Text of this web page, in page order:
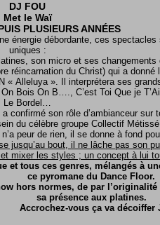
DJ FOU
Met le Waï
PLUSIEURS ANNÉES
énergie débordante, ces spectacles
uniques :
son micro et ses changements
réincarnation du Christ) qui a donné
« Alleluya ». Il interprétera ses
Bois On B…., C’est Toi Que je
Le Bordel…
confirmé son rôle d’ambianceur sur
du célèbre groupe Collectif
n’a peur de rien, il se donne à fond
jusqu’au bout, il ne lâche pas son
mixer les styles ; un concept à lui
et tous ces genres, mélangés à
ce pyromane du Dance Floor.
hors normes, de par
sa présence aux platines.
Accrochez-vous ça va décoiffer